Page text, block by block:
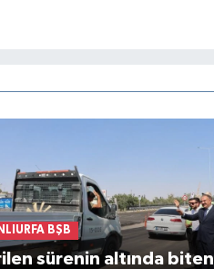
BŞB
sürenin altında biten